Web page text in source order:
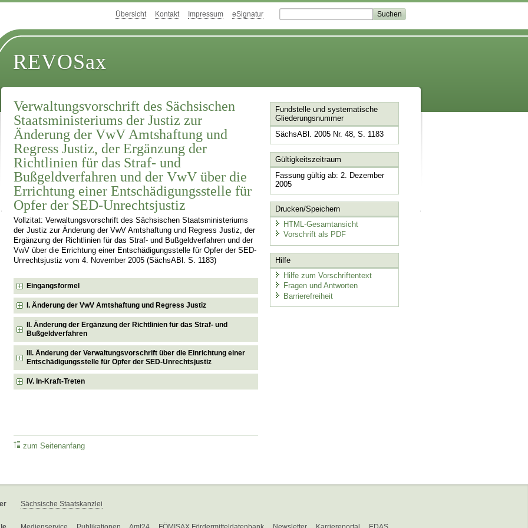
Übersicht Kontakt Impressum eSignatur
REVOSax
Verwaltungsvorschrift des Sächsischen
Staatsministeriums der Justiz zur
Änderung der VwV Amtshaftung und
Regress Justiz, der Ergänzung der
Richtlinien für das Straf- und
Bußgeldverfahren und der VwV über die
Errichtung einer Entschädigungsstelle für
Opfer der SED-Unrechtsjustiz
Vollzitat: Verwaltungsvorschrift des Sächsischen Staatsministeriums
der Justiz zur Änderung der VwV Amtshaftung und Regress Justiz, der
Ergänzung der Richtlinien für das Straf- und Bußgeldverfahren und der
VwV über die Errichtung einer Entschädigungsstelle für Opfer der SED-
Unrechtsjustiz vom 4. November 2005 (SächsABl. S. 1183)
Eingangsformel
I. Änderung der VwV Amtshaftung und Regress Justiz
II. Änderung der Ergänzung der Richtlinien für das Straf- und
Bußgeldverfahren
III. Änderung der Verwaltungsvorschrift über die Einrichtung einer
Entschädigungsstelle für Opfer der SED-Unrechtsjustiz
IV. In-Kraft-Treten
zum Seitenanfang
Fundstelle und systematische
Gliederungsnummer
SächsABl. 2005 Nr. 48, S. 1183
Gültigkeitszeitraum
Fassung gültig ab: 2. Dezember
2005
Drucken/Speichern
HTML-Gesamtansicht
Vorschrift als PDF
Hilfe
Hilfe zum Vorschriftentext
Fragen und Antworten
Barrierefreiheit
Sächsische Staatskanzlei